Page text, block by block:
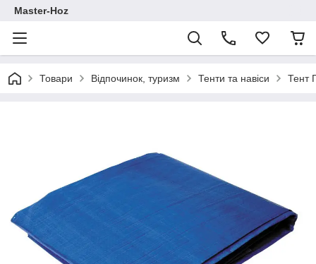
Master-Hoz
Товари Відпочинок, туризм Тенти та навіси Тент